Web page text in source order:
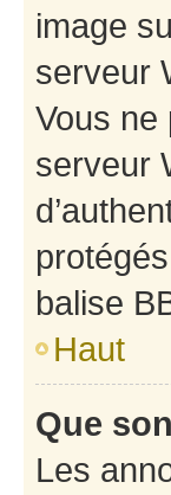
image
serveur
Vous ne
serveur
balise
Haut
Que
Les